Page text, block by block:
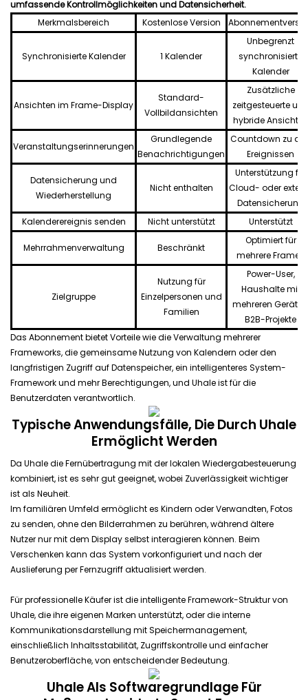
umfassende Kontrollmöglichkeiten und Datensicherheit.
Merkmalsbereich
Kostenlose Version
Synchronisierte Kalender 1 Kalender
Unbegrenzt
synchronisierte
Kalender
Ansichten im Frame-Display
Standard-
Vollbildansichten
Zusätzliche
zeitgesteuerte
hybride Ansichten
Veranstaltungserinnerungen
Grundlegende
Benachrichtigungen
Countdown zu
Ereignissen
Datensicherung und
Wiederherstellung
Nicht enthalten
Unterstützung für
Cloud- oder
Datensicherung
Kalenderereignis senden
Nicht unterstützt Unterstützt
Mehrrahmenverwaltung Beschränkt
Optimiert für
mehrere Frames
Zielgruppe
Nutzung für
Einzelpersonen und
Familien
Power-User,
Haushalte mit
mehreren
B2B-Projekte
Das Abonnement bietet Vorteile wie die Verwaltung mehrerer
Frameworks, die gemeinsame Nutzung von Kalendern oder den
langfristigen Zugriff auf Datenspeicher, ein intelligenteres System-
Framework und mehr Berechtigungen, und Uhale ist für die
Benutzerdaten verantwortlich.
Typische Anwendungsfälle, Die Durch Uhale
Ermöglicht Werden
Da Uhale die Fernübertragung mit der lokalen Wiedergabesteuerung
kombiniert, ist es sehr gut geeignet, wobei Zuverlässigkeit wichtiger
ist als Neuheit.
Im familiären Umfeld ermöglicht es Kindern oder Verwandten, Fotos
zu senden, ohne den Bilderrahmen zu berühren, während ältere
Nutzer nur mit dem Display selbst interagieren können. Beim
Verschenken kann das System vorkonfiguriert und nach der
Auslieferung per Fernzugriff aktualisiert werden.
Für professionelle Käufer ist die intelligente Framework-Struktur von
Uhale, die ihre eigenen Marken unterstützt, oder die interne
Kommunikationsdarstellung mit Speichermanagement,
einschließlich Inhaltsstabilität, Zugriffskontrolle und einfacher
Benutzeroberfläche, von entscheidender Bedeutung.
Uhale Als Softwaregrundlage Für